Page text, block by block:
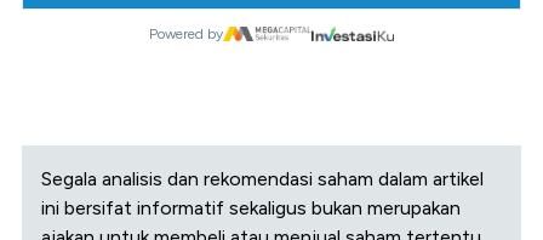
Powered by
Segala analisis dan rekomendasi saham dalam artikel
ini bersifat informatif sekaligus bukan merupakan